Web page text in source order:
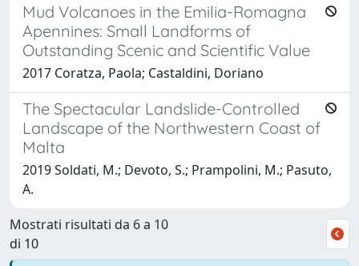
Mud Volcanoes in the Emilia-Romagna
Apennines: Small Landforms of
Outstanding Scenic and Scientific Value
2017 Coratza, Paola; Castaldini, Doriano
The Spectacular Landslide-Controlled
Landscape of the Northwestern Coast of
Malta
2019 Soldati, M.; Devoto, S.; Prampolini, M.; Pasuto,
A.
Mostrati risultati da 6 a 10
di 10